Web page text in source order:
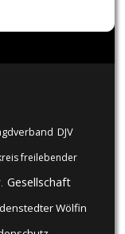
DJV
freilebender
Gesellschaft
Wölfin